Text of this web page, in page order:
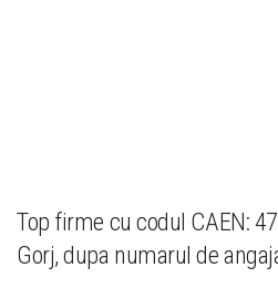
Top firme cu codul CAEN:
Gorj, dupa numarul de